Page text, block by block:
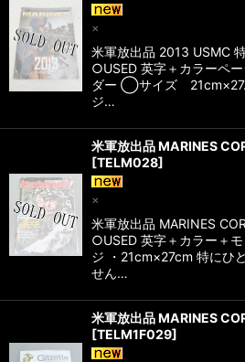
×
米軍放出品 2013 USMC
○USED 英字＋カラーペ
ダー ◯サイズ
ジ…
米軍放出品 MARINES
[TELM028]
×
米軍放出品 MARINES
○USED 英字＋カラー＋
ジ ・21cm×27cm 特にひ
せん…
米軍放出品 MARINES
[TELM1F029]